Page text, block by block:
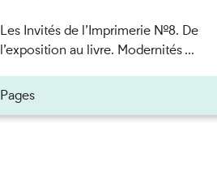
Les Invités de l’Imprimerie n°8. De
l’exposition au livre. Modernités ...
Pages